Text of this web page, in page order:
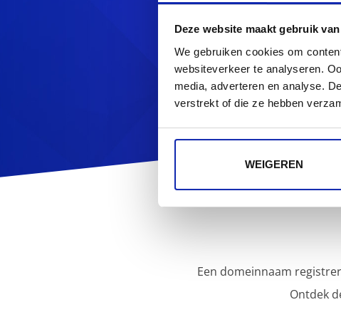
Deze website maakt gebruik
We gebruiken cookies om
websiteverkeer te analyseren.
media, adverteren en analyse.
verstrekt of die ze hebben
WEIGEREN
Op zoek naar
Een domeinnaam
Ontdek